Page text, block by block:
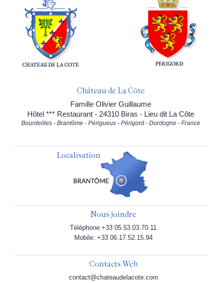
Château de La Côte
Famille Olivier Guillaume
Hôtel *** Restaurant - 24310 Biras - Lieu dit La Côte
Bourdeilles - Brantôme - Périgueux - Périgord - Dordogne - France
Localisation
Nous joindre
Téléphone:+33 05.53.03.70.11
Mobile: +33 06.17.52.15.94
Contacts Web
contact@chateaudelacote.com